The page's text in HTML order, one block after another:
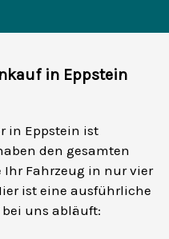
in Eppstein
in Eppstein ist
den gesamten
Ihr Fahrzeug in nur vier
ist eine ausführliche
uns abläuft: